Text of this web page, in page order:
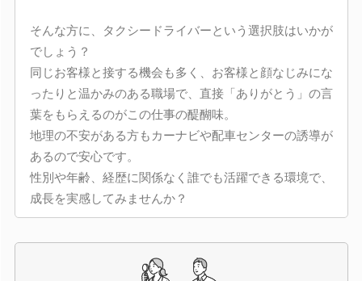
そんな方に、タクシードライバーという選択肢はいかが
でしょう？
同じお客様と接する機会も多く、お客様と顔なじみにな
ったりと温かみのある職場で、直接「ありがとう」の言
葉をもらえるのがこの仕事の醍醐味。
地理の不安がある方もカーナビや配車センターの誘導が
あるので安心です。
性別や年齢、経歴に関係なく誰でも活躍できる環境で、
成長を実感してみませんか？